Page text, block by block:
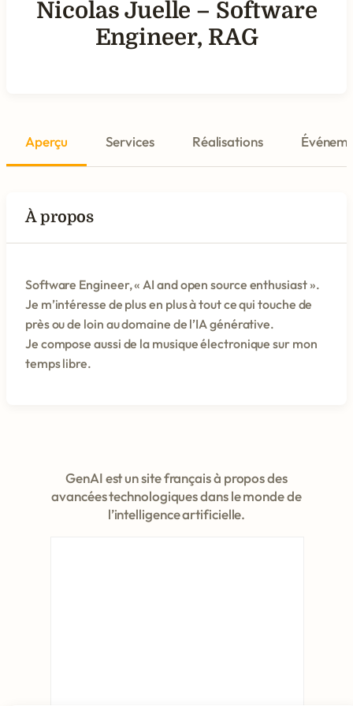
Nicolas Juelle – Software
Engineer, RAG
Aperçu Services Réalisations
À propos
Software Engineer, « AI and open source enthusiast ».
Je m’intéresse de plus en plus à tout ce qui touche de
près ou de loin au domaine de l’IA générative.
Je compose aussi de la musique électronique sur mon
temps libre.
GenAI est un site français à propos des
avancées technologiques dans le monde de
l’intelligence artificielle.